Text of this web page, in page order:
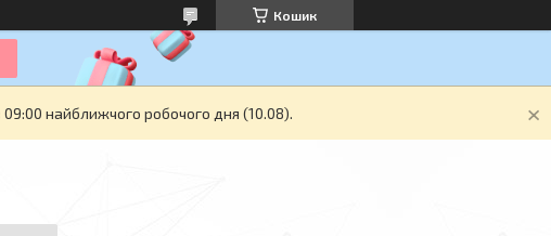
Кошик
найближчого робочого дня (10.08).